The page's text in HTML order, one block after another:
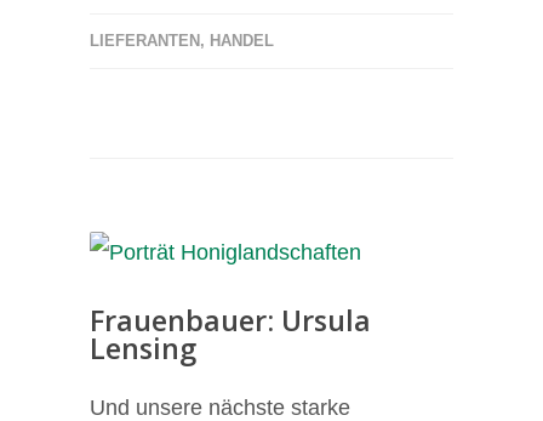
LIEFERANTEN , HANDEL
Frauenbauer: Ursula
Lensing
Und unsere nächste starke